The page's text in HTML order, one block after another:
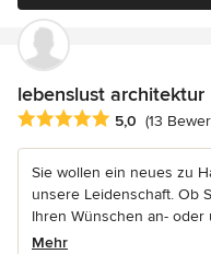
lebenslust architektur
Durchschnittliche
5,0 (13
Sie wollen ein neues zu
unsere Leidenschaft. Ob
Ihren Wünschen an- oder
Mehr